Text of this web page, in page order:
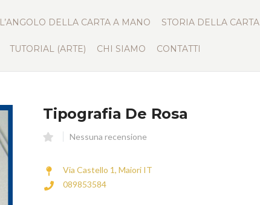
L’ANGOLO DELLA CARTA A MANO STORIA DELLA CARTA
TUTORIAL (ARTE) CHI SIAMO CONTATTI
Tipografia De Rosa
Nessuna recensione
Via Castello 1, Maiori IT
089853584